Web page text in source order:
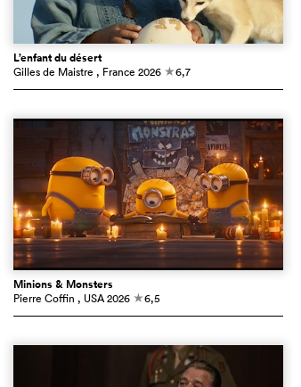
L’enfant du désert
Gilles de Maistre , France 2026 c6,7
Minions & Monsters
Pierre Coffin , USA 2026 c6,5